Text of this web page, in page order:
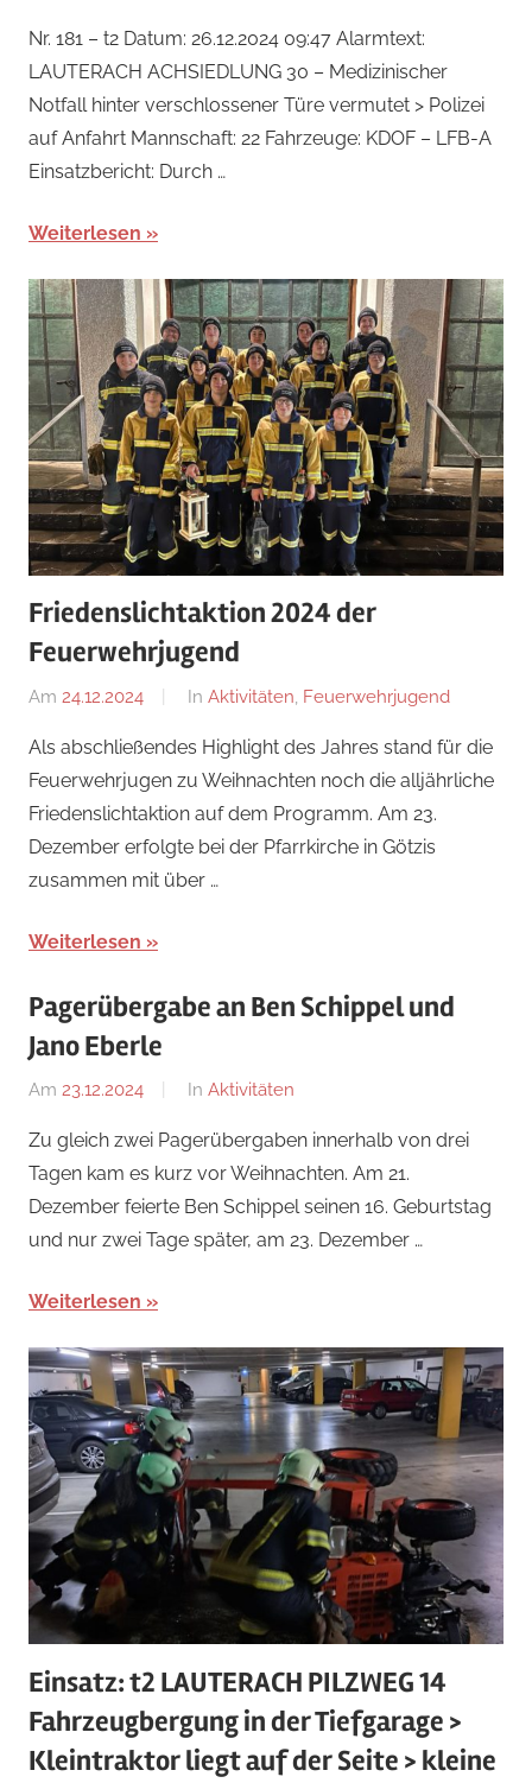
Perl
Nr. 181 – t2 Datum: 26.12.2024 09:47 Alarmtext:
LAUTERACH ACHSIEDLUNG 30 – Medizinischer
Notfall hinter verschlossener Türe vermutet > Polizei
auf Anfahrt Mannschaft: 22 Fahrzeuge: KDOF – LFB-A
Einsatzbericht: Durch …
Weiterlesen
Friedenslichtaktion 2024 der
Feuerwehrjugend
Am 24.12.2024
Von
Perl
In Aktivitäten Feuerwehrjugend
Als abschließendes Highlight des Jahres stand für die
Feuerwehrjugen zu Weihnachten noch die alljährliche
Friedenslichtaktion auf dem Programm. Am 23.
Dezember erfolgte bei der Pfarrkirche in Götzis
zusammen mit über …
Weiterlesen
Pagerübergabe an Ben Schippel und
Jano Eberle
Am 23.12.2024
Von
Perl
In Aktivitäten
Zu gleich zwei Pagerübergaben innerhalb von drei
Tagen kam es kurz vor Weihnachten. Am 21.
Dezember feierte Ben Schippel seinen 16. Geburtstag
und nur zwei Tage später, am 23. Dezember …
Weiterlesen
Einsatz: t2 LAUTERACH PILZWEG 14
Fahrzeugbergung in der Tiefgarage >
Kleintraktor liegt auf der Seite > kleine